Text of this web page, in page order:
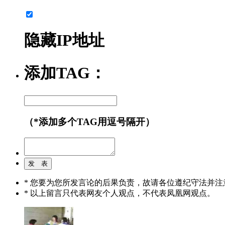
隐藏IP地址
添加TAG：
（*添加多个TAG用逗号隔开）
* 您要为您所发言论的后果负责，故请各位遵纪守法并注
* 以上留言只代表网友个人观点，不代表凤凰网观点。